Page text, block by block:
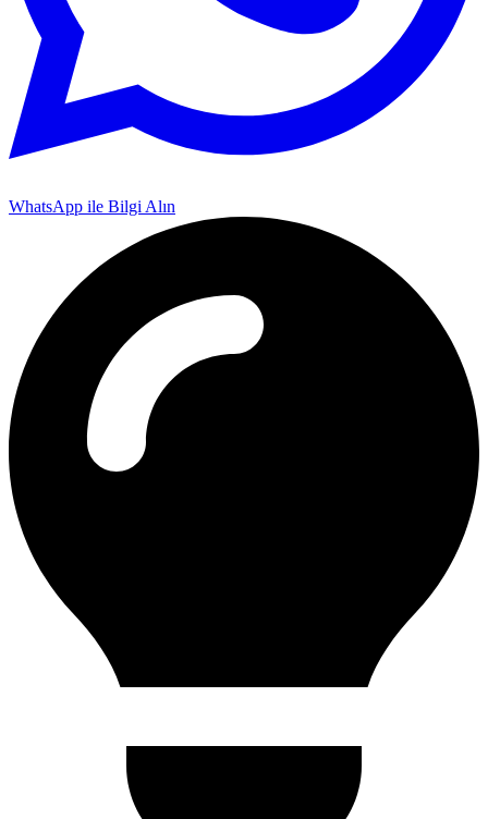
WhatsApp ile Bilgi Alın